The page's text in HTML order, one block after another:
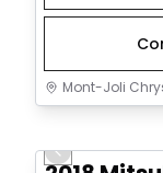
Mont-Joli
Previous